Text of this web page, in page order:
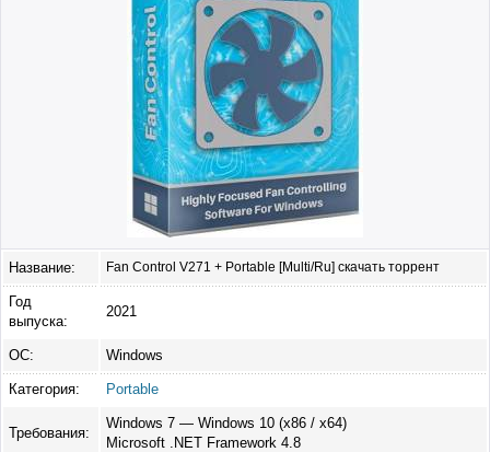
Название: Fan Control V271 + Portable [Multi/Ru] скачать торрент
Год
выпуска:
2021
ОС: Windows
Категория: Portable
Требования:
Windows 7 — Windows 10 (x86 / x64)
Microsoft .NET Framework 4.8